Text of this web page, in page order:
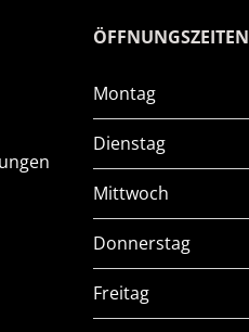
ÖFFNUNGSZEITEN
Montag
Dienstag
Mittwoch
Donnerstag
Freitag